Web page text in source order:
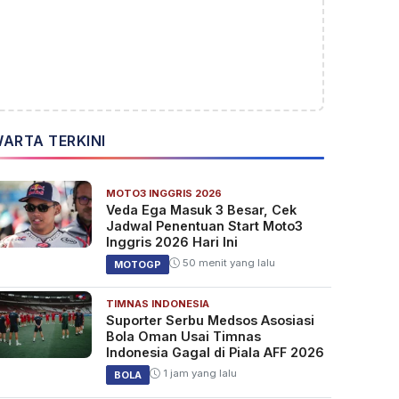
TERKINI
MOTO3 INGGRIS 2026
Veda Ega Masuk 3 Besar, Cek
Jadwal Penentuan Start Moto3
Inggris 2026 Hari Ini
MOTOGP 50 menit yang lalu
TIMNAS INDONESIA
Suporter Serbu Medsos Asosiasi
Bola Oman Usai Timnas
Indonesia Gagal di Piala AFF 2026
BOLA 1 jam yang lalu